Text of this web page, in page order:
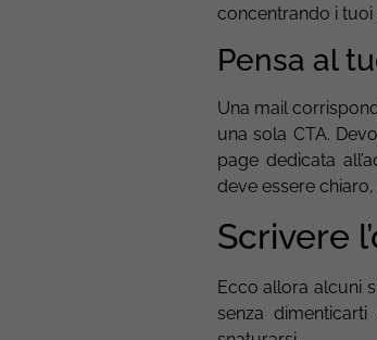
concentrando i tuoi
Pensa al
Una mail
una sola CTA.
page dedicata
deve essere
Scrivere
Ecco allora alcuni
senza